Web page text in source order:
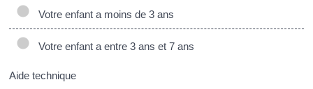
Votre enfant a moins de 3 ans
Votre enfant a entre 3 ans et 7 ans
Aide technique